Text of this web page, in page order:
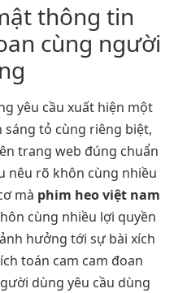
thông tin
cùng người
yêu cầu xuất hiện một
tỏ cùng riêng biệt,
trang web đúng chuẩn
nêu rõ khôn cùng nhiều
mà phim heo việt nam
cùng nhiều lợi quyền
hưởng tới sự bài xích
toán cam cam đoan
dùng yêu cầu dùng